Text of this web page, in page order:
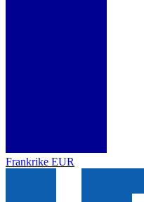
Frankrike EUR